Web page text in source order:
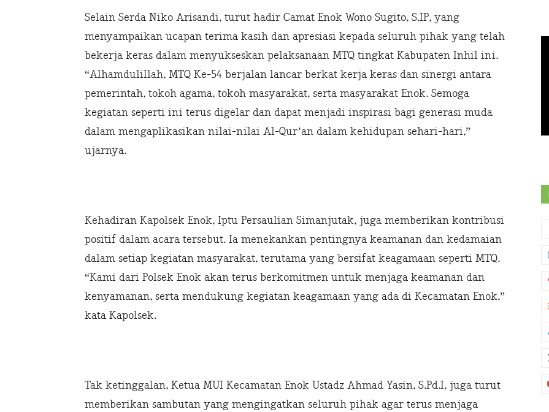
Selain Serda Niko Arisandi, turut hadir Camat Enok Wono Sugito, S.IP, yang
menyampaikan ucapan terima kasih dan apresiasi kepada seluruh pihak yang telah
bekerja keras dalam menyukseskan pelaksanaan MTQ tingkat Kabupaten Inhil ini.
“Alhamdulillah, MTQ Ke-54 berjalan lancar berkat kerja keras dan sinergi antara
pemerintah, tokoh agama, tokoh masyarakat, serta masyarakat Enok. Semoga
kegiatan seperti ini terus digelar dan dapat menjadi inspirasi bagi generasi muda
dalam mengaplikasikan nilai-nilai Al-Qur’an dalam kehidupan sehari-hari,”
ujarnya.
Kehadiran Kapolsek Enok, Iptu Persaulian Simanjutak, juga memberikan kontribusi
positif dalam acara tersebut. Ia menekankan pentingnya keamanan dan kedamaian
dalam setiap kegiatan masyarakat, terutama yang bersifat keagamaan seperti MTQ.
“Kami dari Polsek Enok akan terus berkomitmen untuk menjaga keamanan dan
kenyamanan, serta mendukung kegiatan keagamaan yang ada di Kecamatan Enok,”
kata Kapolsek.
Tak ketinggalan, Ketua MUI Kecamatan Enok Ustadz Ahmad Yasin, S.Pd.I, juga turut
memberikan sambutan yang mengingatkan seluruh pihak agar terus menjaga